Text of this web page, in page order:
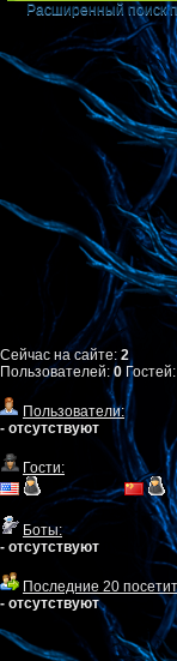
Расширенный поиск
Сейчас на сайте: 2
Пользователей:0 Гостей:
Пользователи:
- отсутствуют
Гости:
Боты:
- отсутствуют
Последние 20
- отсутствуют